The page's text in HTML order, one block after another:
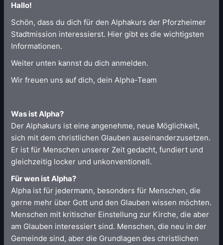
Hallo!
Schön, dass du dich für den Alphakurs der Pforzheimer
Stadtmission interessierst. Hier gibt es die wichtigsten
Informationen.
Weiter unten kannst du dich anmelden.
Wir freuen uns auf dich, dein Alpha-Team
Was ist Alpha?
Der Alphakurs ist eine angenehme, neue Möglichkeit,
sich mit dem christlichen Glauben auseinanderzusetzen.
Er ist für Menschen unserer Zeit gedacht, fundiert und
gleichzeitig locker und unkonventionell.
Für wen ist Alpha?
Alpha ist für jedermann, besonders für Menschen, die
gerne mehr über Gott und den Glauben wissen möchten.
Menschen mit kritischer Einstellung zur Kirche, die aber
am Glauben interessiert sind. Menschen, die neu in der
Gemeinde sind, aber die Grundlagen des christlichen